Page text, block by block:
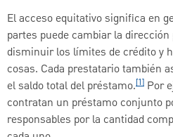
El acceso equitativo significa en
partes puede cambiar la
disminuir los límites de crédito y
cosas. Cada prestatario también
el saldo total del préstamo.[1] Por
contratan un préstamo conjunto
responsables por la cantidad